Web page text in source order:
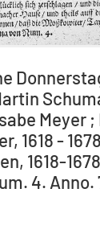
Meyer
1618 -
1618-
4. Anno.